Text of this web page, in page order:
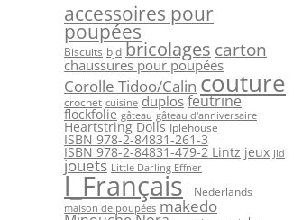
accessoires pour
poupées
Biscuits bjd bricolages carton
chaussures pour poupées
Corolle Tidoo/Calin couture
crochet cuisine duplos feutrine
flockfolie gâteau gâteau d'anniversaire
Heartstring Dolls Iplehouse
ISBN 978-2-84831-261-3
ISBN 978-2-84831-479-2 Lintz jeux Jid
jouets Little Darling Effner
l_Français l_Nederlands
maison de poupées makedo